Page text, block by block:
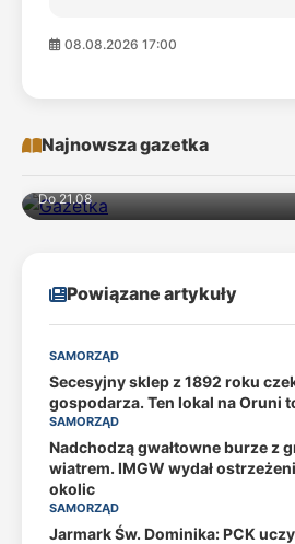
08.08.2026 17:00
Najnowsza gazetka
Do 21.08
Powiązane artykuły
SAMORZĄD
Secesyjny sklep z 1892 roku
gospodarza. Ten lokal na Oruni
SAMORZĄD
Nadchodzą gwałtowne burze z
wiatrem. IMGW wydał
okolic
SAMORZĄD
Jarmark Św. Dominika: PCK